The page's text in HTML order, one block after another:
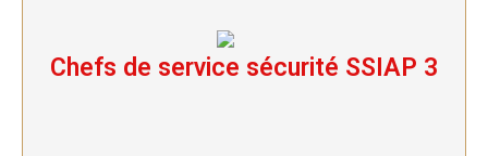
Chefs de service sécurité SSIAP 3
Chefs de service sécurité SSIAP 3